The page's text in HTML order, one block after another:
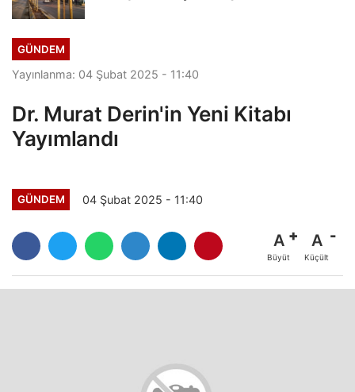
GÜNDEM
Yayınlanma: 04 Şubat 2025 - 11:40
Dr. Murat Derin'in Yeni Kitabı
Yayımlandı
GÜNDEM 04 Şubat 2025 - 11:40
A
Büyüt
A
Küçült